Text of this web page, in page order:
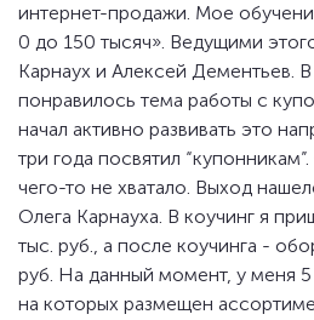
интернет-продажи. Мое
0 до 150 тысяч». Ведущими
Карнаух и Алексей Дементьев.
понравилось тема работы с
начал активно развивать это
три года посвятил
чего-то не хватало. Выход
Олега Карнауха. В коучинг я
тыс. руб., а после коучинга -
руб. На данный момент, у меня
на которых размещен